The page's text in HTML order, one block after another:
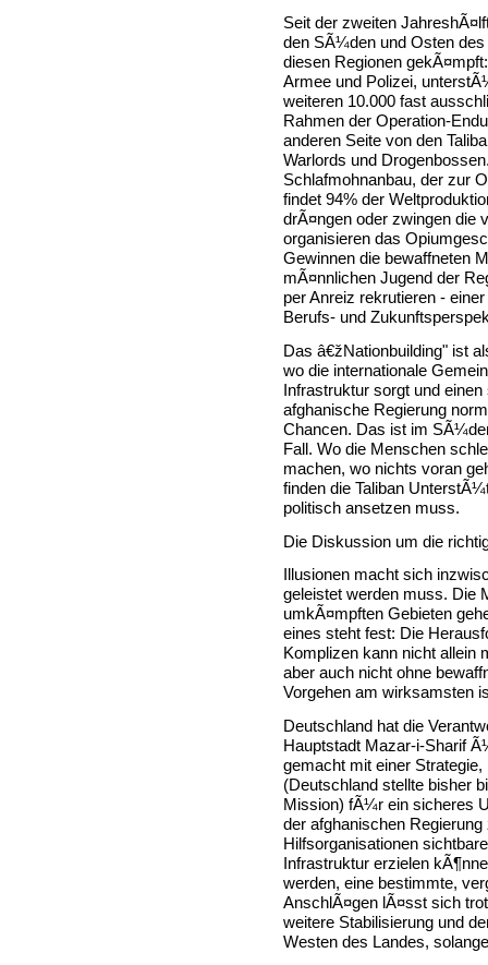
Seit der zweiten
den SÃ¼den und Osten des
diesen Regionen
Armee und Polizei,
weiteren 10.000 fast
Rahmen der Operation-
anderen Seite von den
Warlords und
Schlafmohnanbau, der zur
findet 94% der
drÃ¤ngen oder zwingen die
organisieren das
Gewinnen die bewaffneten
mÃ¤nnlichen Jugend der
per Anreiz rekrutieren -
Berufs- und
Das â€žNationbuilding" ist
wo die internationale
Infrastruktur sorgt und
afghanische Regierung
Chancen. Das ist im
Fall. Wo die Menschen
machen, wo nichts voran
finden die Taliban
politisch ansetzen muss.
Die Diskussion um die
Illusionen macht sich
geleistet werden muss. Die
umkÃ¤mpften Gebieten
eines steht fest: Die
Komplizen kann nicht allein
aber auch nicht ohne
Vorgehen am wirksamsten
Deutschland hat die
Hauptstadt Mazar-i-Sharif
gemacht mit einer
(Deutschland stellte bisher
Mission) fÃ¼r ein sicheres
der afghanischen
Hilfsorganisationen
Infrastruktur erzielen
werden, eine bestimmte,
AnschlÃ¤gen lÃ¤sst sich
weitere Stabilisierung und
Westen des Landes,